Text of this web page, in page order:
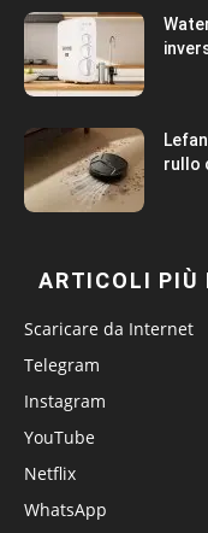
rullo
ARTICOLI PIÙ
Scaricare da Internet
Telegram
Instagram
YouTube
Netflix
WhatsApp